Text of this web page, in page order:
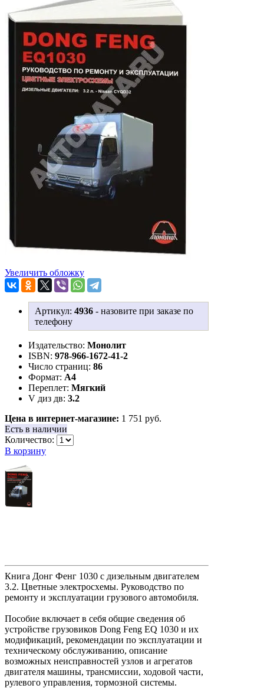
Увеличить обложку
Артикул: 4936 - назовите при заказе по
телефону
Издательство: Монолит
ISBN: 978-966-1672-41-2
Число страниц: 86
Формат: А4
Переплет: Мягкий
V диз дв: 3.2
Цена в интернет-магазине: 1 751 руб.
Есть в наличии
Количество:
В корзину
Книга Донг Фенг 1030 с дизельным двигателем
3.2. Цветные электросхемы. Руководство по
ремонту и эксплуатации грузового автомобиля.
Пособие включает в себя общие сведения об
устройстве грузовиков Dong Feng EQ 1030 и их
модификаций, рекомендации по эксплуатации и
техническому обслуживанию, описание
возможных неисправностей узлов и агрегатов
двигателя машины, трансмиссии, ходовой части,
рулевого управления, тормозной системы.